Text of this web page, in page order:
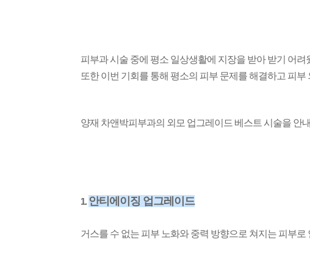
피부과 시술 중에 평소 일상생활에 지장을 받아 받기 어려
또한 이번 기회를 통해 평소의 피부 문제를 해결하고 피
양재 차앤박피부과의 외모 업그레이드 베스트 시술을 안
1. 안티에이징 업그레이드
거스를 수 없는 피부 노화와 중력 방향으로 쳐지는 피부로